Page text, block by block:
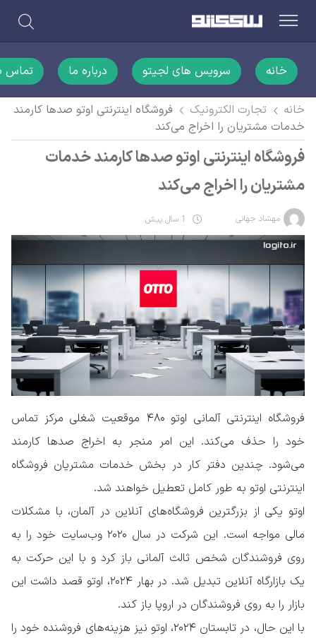
خانه سرویس های لجیتو درباره ما تماس
خانه تجارت الکترونیک
فروشگاه اینترنتی اوتو صدها کارمند
خدمات مشتریان را اخراج می‌کند
فروشگاه اینترنتی اوتو صدها کارمند خدمات
مشتریان را اخراج می‌کند
مهشاد جهانی
فروشگاه اینترنتی آلمانی اوتو ۴۸۰ موقعیت شغلی مرکز تماس
خود را حذف می‌کند. این امر منجر به اخراج صدها کارمند
می‌شود. چندین دفتر کار در بخش خدمات مشتریان فروشگاه
اینترنتی اوتو به طور کامل تعطیل خواهند شد.
اوتو یکی از بزرگترین فروشگاه‌های آنلاین در آلمان، با مشکلات
مالی مواجه است. این شرکت در سال ۲۰۲۰ وب‌سایت خود را به
روی فروشندگان شخص ثالث آلمانی باز کرد و با این حرکت به
یک بازارگاه آنلاین تبدیل شد. در بهار ۲۰۲۴، اوتو قصد داشت این
بازار را به روی فروشندگان در اروپا باز کند.
با این حال، در تابستان ۲۰۲۴، اوتو نیز هزینه‌های فروشنده خود را